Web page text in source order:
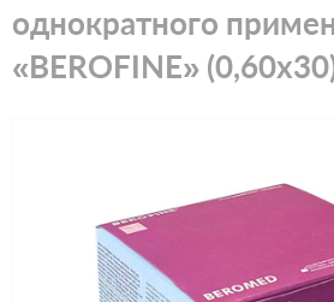
однократного
«BEROFINE»